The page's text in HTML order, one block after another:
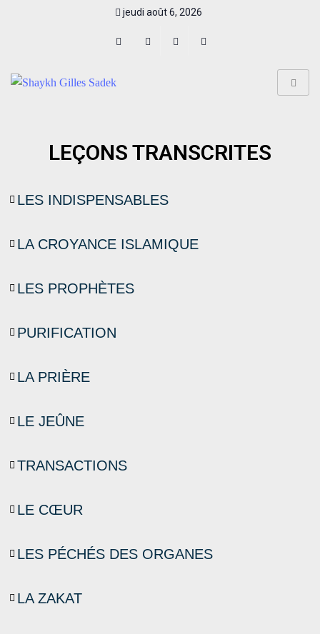
jeudi août 6, 2026
LEÇONS TRANSCRITES
LES INDISPENSABLES
LA CROYANCE ISLAMIQUE
LES PROPHÈTES
PURIFICATION
LA PRIÈRE
LE JEÛNE
TRANSACTIONS
LE CŒUR
LES PÉCHÉS DES ORGANES
LA ZAKAT